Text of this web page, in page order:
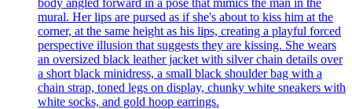
mural. Her lips are pursed as if she's about to kiss him at the
corner, at the same height as his lips, creating a playful forced
perspective illusion that suggests they are kissing. She wears
an oversized black leather jacket with silver chain details over
a short black minidress, a small black shoulder bag with a
chain strap, toned legs on display, chunky white sneakers with
white socks, and gold hoop earrings.